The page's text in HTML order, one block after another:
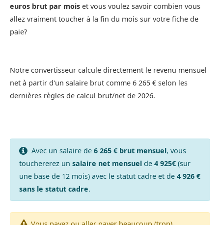
euros brut par mois et vous voulez savoir combien vous
allez vraiment toucher à la fin du mois sur votre fiche de
paie?
Notre convertisseur calcule directement le revenu mensuel
net à partir d'un salaire brut comme 6 265 € selon les
dernières règles de calcul brut/net de 2026.
Avec un salaire de 6 265 € brut mensuel, vous
touchererez un salaire net mensuelde 4 925€(sur
une base de 12 mois) avec le statut cadre et de 4 926 €
sans le statut cadre.